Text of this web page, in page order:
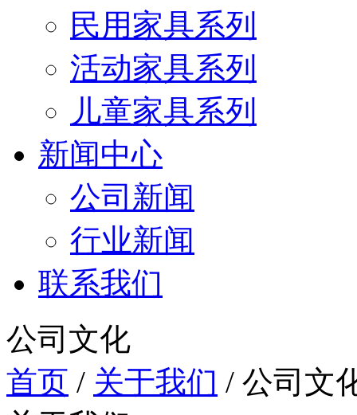
民用家具系列
活动家具系列
儿童家具系列
新闻中心
公司新闻
行业新闻
联系我们
公司文化
首页 / 关于我们 / 公司文